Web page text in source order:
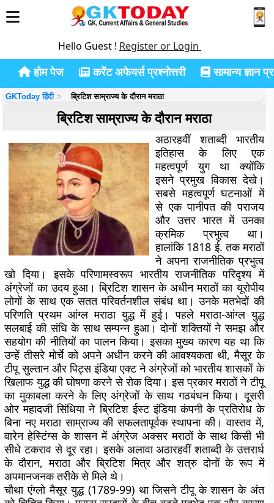
Hello Guest ! Register or Login
होम पेज करेंट अफेयर्स प्रश्नोत्तरी सामान्य ज्ञान
GKToday हिंदी ब्रिटिश साम्राज्य के दौरान मराठा
ब्रिटिश साम्राज्य के दौरान मराठा
अठारहवीं शताब्दी भारतीय
इतिहास के लिए एक
महत्वपूर्ण युग था क्योंकि
इसने प्रमुख विकास देखे।
सबसे महत्वपूर्ण घटनाओं में
से एक पानीपत की पराजय
और उत्तर भारत में उनका
क्रमिक प्रभुत्व था।
हालांकि 1818 ई. तक मराठों
ने अपना राजनीतिक प्रभुत्व
खो दिया। इसके परिणामस्वरूप भारतीय राजनीतिक परिदृश्य में
अंग्रेजों का उदय हुआ। ब्रिटिश शासन के अधीन मराठों का यूरोपीय
लोगों के साथ एक सतत परिवर्तनशील संबंध था। उनके मतभेदों की
परिणति प्रथम आंग्ल मराठा युद्ध में हुई। पहले मराठा-आंग्ल युद्ध
सलबाई की संधि के साथ सम्पन्न हुआ। दोनों शक्तियों ने समझ और
सहयोग की नीतियों का पालन किया। इसका मुख्य कारण यह था कि
उन्हें तीसरे मोर्चे को अपने अधीन करने की आवश्यकता थी, मैसूर के
टीपू सुल्तान और पिट्स इंडिया एक्ट ने अंग्रेजों को भारतीय शासकों के
खिलाफ युद्ध की घोषणा करने से रोक दिया। इस प्रकार मराठों ने टीपू
का मुकाबला करने के लिए अंग्रेजों के साथ गठबंधन किया। दूसरी
ओर महादजी सिंधिया ने ब्रिटिश ईस्ट इंडिया कंपनी के प्रतिरोध के
बिना नए मराठा साम्राज्य की सफलतापूर्वक स्थापना की। वास्तव में,
वारेन हेस्टिंग्स के शासन में अंग्रेज अक्सर मराठों के साथ किसी भी
सीधे टकराव से दूर रहा। इसके अलावा अठारहवीं शताब्दी के उत्तरार्ध
के दौरान, मराठा और ब्रिटिश मित्र और शत्रु दोनों के रूप में
अपमानजनक तरीके से मिले थे।
चौथा एंग्लो मैसूर युद्ध (1789-99) था जिसने टीपू के शासन के अंत